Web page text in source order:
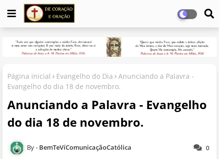
Página inicial Evangelho do Dia
Anunciando a Palavra -
Evangelho do dia 18 de novembro.
Anunciando a Palavra - Evangelho
do dia 18 de novembro.
0
BemTeVíComunicaçãoCatólica